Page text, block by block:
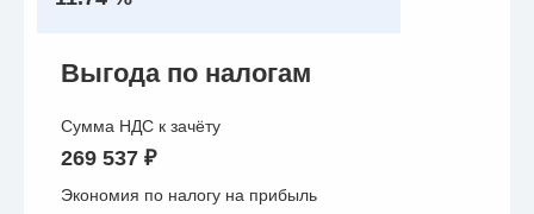
Выгода по налогам
Сумма НДС к зачёту
269 537 ₽
Экономия по налогу на прибыль